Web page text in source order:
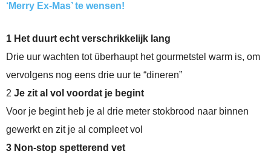
‘Merry Ex-Mas’ te wensen!
1 Het duurt echt verschrikkelijk lang
Drie uur wachten tot überhaupt het gourmetstel warm is, om
vervolgens nog eens drie uur te “dineren”
2 Je zit al vol voordat je begint
Voor je begint heb je al drie meter stokbrood naar binnen
gewerkt en zit je al compleet vol
3 Non-stop spetterend vet